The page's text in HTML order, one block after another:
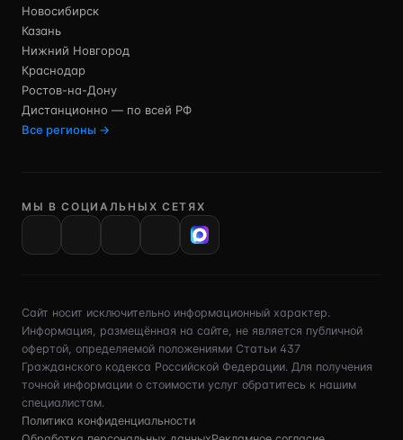
Новосибирск
Казань
Нижний Новгород
Краснодар
Ростов-на-Дону
Дистанционно — по всей РФ
Все регионы →
МЫ В СОЦИАЛЬНЫХ СЕТЯХ
Сайт носит исключительно информационный характер.
Информация, размещённая на сайте, не является публичной
офертой, определяемой положениями Статьи 437
Гражданского кодекса Российской Федерации. Для получения
точной информации о стоимости услуг обратитесь к нашим
специалистам.
Политика конфиденциальности